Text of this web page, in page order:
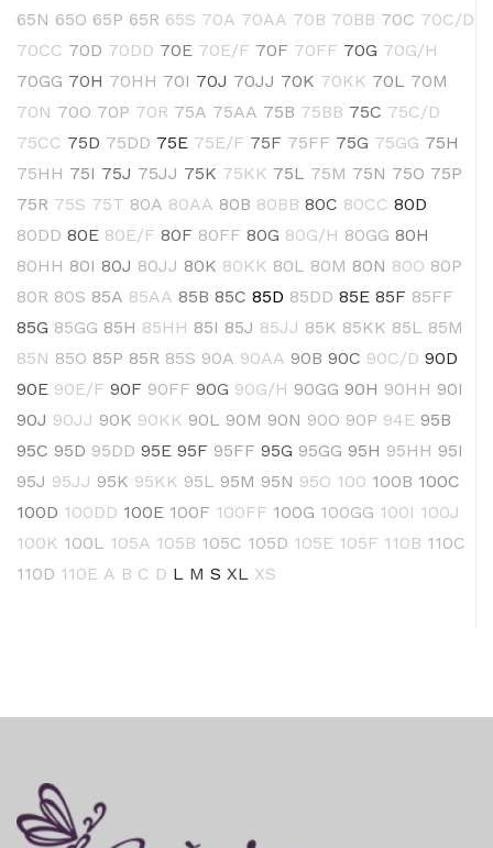
65N 65O 65P 65R 65S 70A 70AA 70B 70BB 70C 70C/D
70CC 70D 70DD 70E 70E/F 70F 70FF 70G 70G/H
70GG 70H 70HH 70I 70J 70JJ 70K 70KK 70L 70M
70N 70O 70P 70R 75A 75AA 75B 75BB 75C 75C/D
75CC 75D 75DD 75E 75E/F 75F 75FF 75G 75GG 75H
75HH 75I 75J 75JJ 75K 75KK 75L 75M 75N 75O 75P
75R 75S 75T 80A 80AA 80B 80BB 80C 80CC 80D
80DD 80E 80E/F 80F 80FF 80G 80G/H 80GG 80H
80HH 80I 80J 80JJ 80K 80KK 80L 80M 80N 80O 80P
80R 80S 85A 85AA 85B 85C 85D 85DD 85E 85F 85FF
85G 85GG 85H 85HH 85I 85J 85JJ 85K 85KK 85L 85M
85N 85O 85P 85R 85S 90A 90AA 90B 90C 90C/D 90D
90E 90E/F 90F 90FF 90G 90G/H 90GG 90H 90HH 90I
90J 90JJ 90K 90KK 90L 90M 90N 90O 90P 94E 95B
95C 95D 95DD 95E 95F 95FF 95G 95GG 95H 95HH 95I
95J 95JJ 95K 95KK 95L 95M 95N 95O 100 100B 100C
100D 100DD 100E 100F 100FF 100G 100GG 100I 100J
100K 100L 105A 105B 105C 105D 105E 105F 110B 110C
110D 110E A B C D L M S XL XS